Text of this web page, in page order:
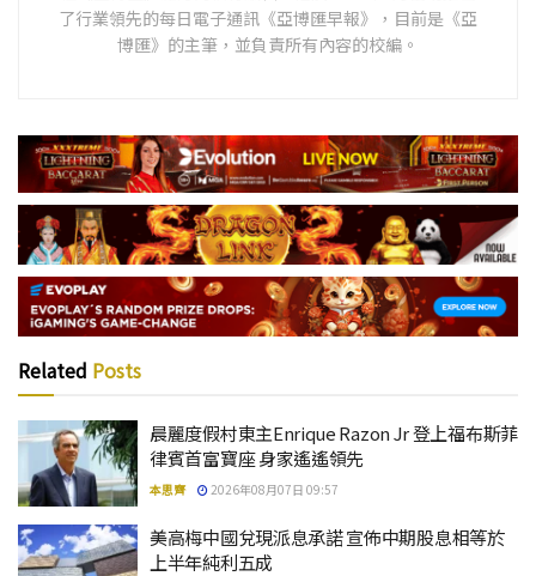
了行業領先的每日電子通訊《亞博匯早報》，目前是《亞
博匯》的主筆，並負責所有內容的校編。
Related Posts
晨麗度假村東主Enrique Razon Jr 登上福布斯菲
律賓首富寶座 身家遙遙領先
本思齊 2026年08月07日 09:57
美高梅中國兌現派息承諾 宣佈中期股息相等於
上半年純利五成